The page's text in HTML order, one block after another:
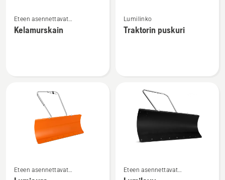
lisätietoja
tuotteesta
Eteen asennettavat
päältäajettavan etuleikkurin
lisälaitteet
Kelamurskain
lisätietoja
tuotteesta
Lumilinko
Traktorin puskuri
lisätietoja
Eteen asennettavat
päältäajettavan etuleikkurin
lisätietoja
Eteen asennettavat
päältäajettavan etuleikkurin